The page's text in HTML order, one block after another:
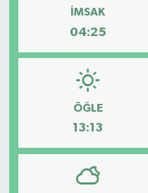
İMSAK
04:25
ÖĞLE
13:13